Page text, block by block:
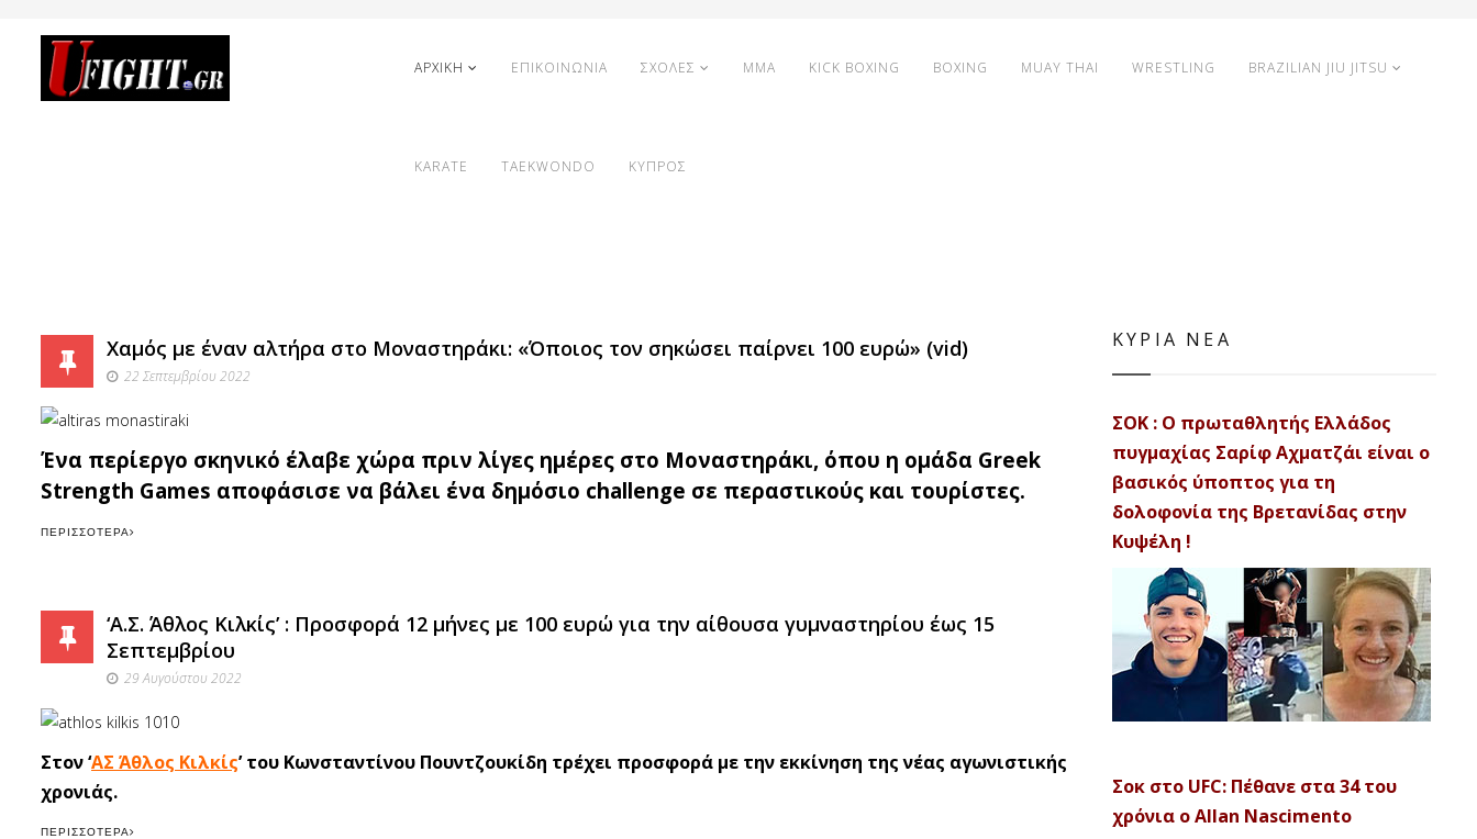
ΑΡΧΙΚΗ ΕΠΙΚΟΙΝΩΝΙΑ ΣΧΟΛΕΣ MMA KICK BOXING BOXING MUAY THAI WRESTLING BRAZILIAN JIU JITSU
KARATE TAEKWONDO ΚΥΠΡΟΣ
Χαμός με έναν αλτήρα στο Μοναστηράκι: «Όποιος τον σηκώσει παίρνει 100 ευρώ» (vid)
22 Σεπτεμβρίου 2022
Ένα περίεργο σκηνικό έλαβε χώρα πριν λίγες ημέρες στο Μοναστηράκι, όπου η ομάδα Greek
Strength Games αποφάσισε να βάλει ένα δημόσιο challenge σε περαστικούς και τουρίστες.
ΠΕΡΙΣΣΌΤΕΡΑ
‘Α.Σ. Άθλος Κιλκίς’ : Προσφορά 12 μήνες με 100 ευρώ για την αίθουσα γυμναστηρίου έως 15
Σεπτεμβρίου
29 Αυγούστου 2022
Στον ‘ΑΣ Άθλος Κιλκίς’ του Κωνσταντίνου Πουντζουκίδη τρέχει προσφορά με την εκκίνηση της νέας αγωνιστικής
χρονιάς.
ΠΕΡΙΣΣΌΤΕΡΑ
ΚΥΡΙΑ ΝΕΑ
ΣΟΚ : Ο πρωταθλητής Ελλάδος
πυγμαχίας Σαρίφ Αχματζάι είναι ο
βασικός ύποπτος για τη
δολοφονία της Βρετανίδας στην
Κυψέλη !
Σοκ στο UFC: Πέθανε στα 34 του
χρόνια ο Allan Nascimento